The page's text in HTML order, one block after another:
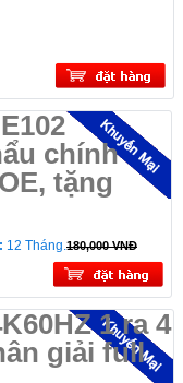
chính
tặng
12 Tháng.180,000 VNĐ
1 ra 4
giải full